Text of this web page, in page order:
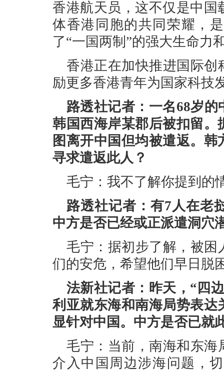
香港航天员，这不仅是中
体香港同胞的共同荣耀，
了“一国两制”的强大生命力
香港正在加快推进国际
励更多香港青年为国家科技
路透社记者：一名68岁
韩国西海岸某郡后被扣留
图离开中国但均被遣返。
寻求遣返此人？
毛宁：我不了解你提到的
路透社记者：有7人在老
中方是否已经或正派遣洞穴
毛宁：据初步了解，被困
们的安危，希望他们早日脱
法新社记者：昨天，“四
利亚就东海和南海局势表
显针对中国。中方是否已就
毛宁：当前，南海和东海
介入中国周边涉海问题，